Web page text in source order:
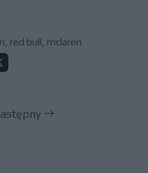
red bull mclaren